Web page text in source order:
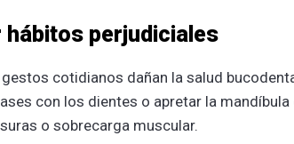
hábitos perjudiciales
cotidianos dañan la salud
con los dientes o apretar la
o sobrecarga muscular.